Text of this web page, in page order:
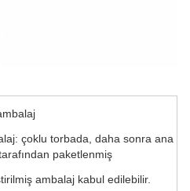
çoklu torbada, daha sonra ana
paketlenmiş
ambalaj kabul edilebilir.